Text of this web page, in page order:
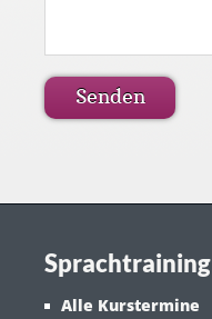
Sprachtraining
Alle Kurstermine